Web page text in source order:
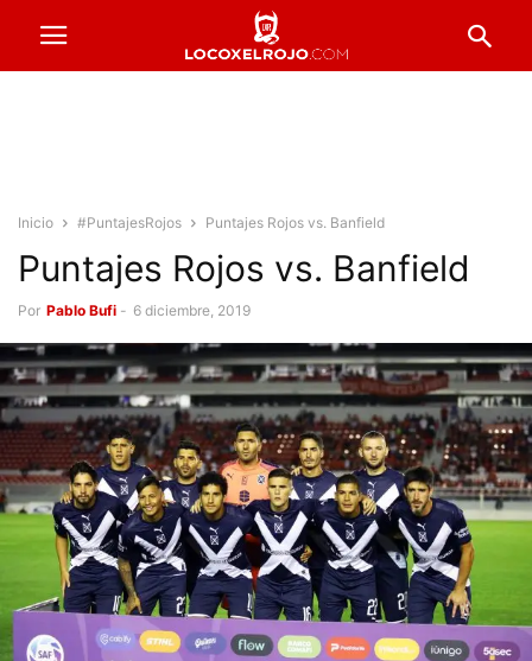
Inicio #PuntajesRojos Puntajes Rojos vs. Banfield
Puntajes Rojos vs. Banfield
Por Pablo Bufi - 6 diciembre, 2019